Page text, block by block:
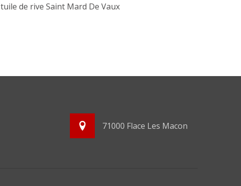
tuile de rive Saint Mard De Vaux
71000 Flace Les Macon